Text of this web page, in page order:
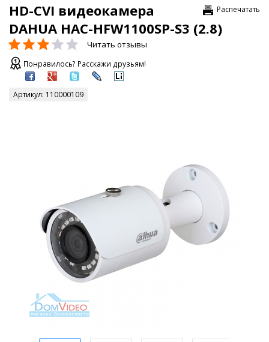
Распечатать
HD-CVI видеокамера
DAHUA HAC-HFW1100SP-S3 (2.8)
Читать отзывы
Понравилось? Расскажи друзьям!
Артикул: 110000109